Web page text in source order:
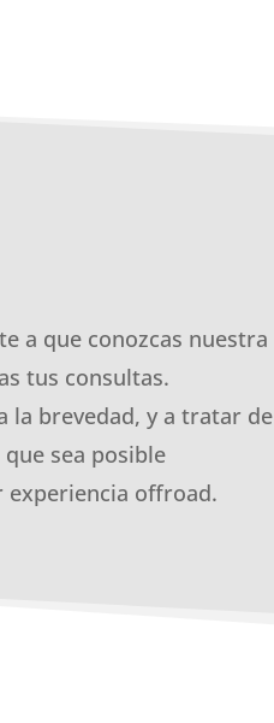
a que conozcas nuestra
tus consultas.
la brevedad, y a tratar de
sea posible
experiencia offroad.